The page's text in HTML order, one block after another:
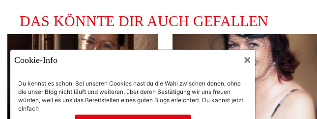
DAS KÖNNTE DIR AUCH GEFALLEN
Cookie-Info ×
Du kennst es schon: Bei unseren Cookies hast du die Wahl zwischen denen, ohne
die unser Blog nicht läuft und weiteren, über deren Bestätigung wir uns freuen
würden, weil es uns das Bereitstellen eines guten Blogs erleichtert. Du kannst jetzt
einfach